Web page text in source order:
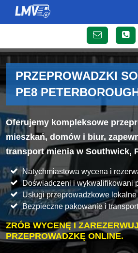
PRZEPROWADZKI
PE8
Oferujemy kompleksowe
mieszkań, domów i biur,
transport mienia w Southwick,
Natychmiastowa wycena i
Doświadczeni i wykwalifikowani
Usługi przeprowadzkowe
Bezpieczne pakowanie i
ZRÓB WYCENĘ I
PRZEPROWADZKĘ ONLINE.